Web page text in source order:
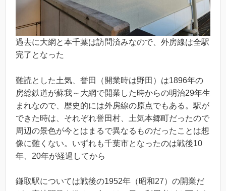
過去に大網と本千葉は訪問済みなので、外房線は全駅
完了となった
難読とした土気、誉田（開業時は野田）は1896年の
房総鉄道が蘇我～大網で開業した時からの明治29年生
まれなので、歴史的には外房線の原点でもある。駅が
できた時は、それぞれ誉田村、土気本郷町だったので
周辺の景色が今とはまるで異なるものだったことは想
像に難くない。いずれも千葉市となったのは戦後10
年、20年が経過してから
鎌取駅については戦後の1952年（昭和27）の開業だ